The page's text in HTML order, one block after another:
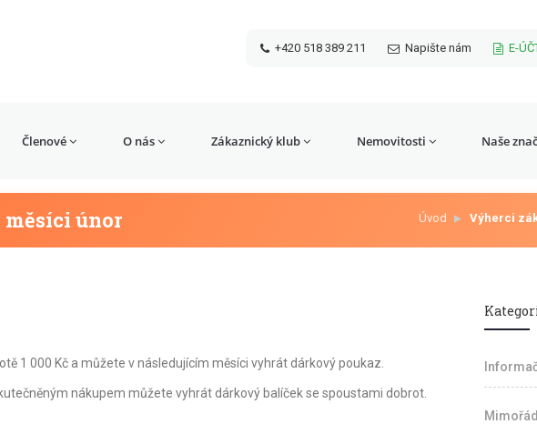
+420 518 389 211 Napište nám E-
Členové O nás Zákaznický klub Nemovitosti Naše
únor Úvod Výherci
1 000 Kč a můžete v následujícím měsíci vyhrát dárkový poukaz.
nákupem můžete vyhrát dárkový balíček se spoustami dobrot.